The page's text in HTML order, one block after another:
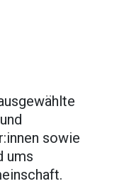
sowie
ums